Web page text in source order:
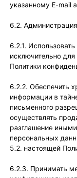
указанному E-mail
6.2.
6.2.1.
исключительно
Политики
6.2.2. Обеспечить
информации в
письменного
осуществлять
разглашение
персональных
5.2. настоящей
6.2.3. Принимать